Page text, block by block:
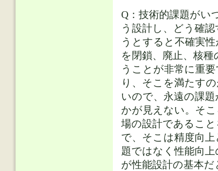
Q：技術的課題がい
う設計し、どう確
うとすると不確実
を閉鎖、廃止、核
うことが非常に重
り、そこを満たす
いので、永遠の課
かが見えない。そ
場の設計であるこ
で、そこは精度向
題ではなく性能向
が性能設計の基本